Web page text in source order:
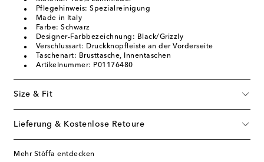
Pflegehinweis: Spezialreinigung
Made in Italy
Farbe: Schwarz
Designer-Farbbezeichnung: Black/Grizzly
Verschlussart: Druckknopfleiste an der Vorderseite
Taschenart: Brusttasche, Innentaschen
Artikelnummer: P01176480
Size & Fit
Lieferung & Kostenlose Retoure
Mehr Stòffa entdecken